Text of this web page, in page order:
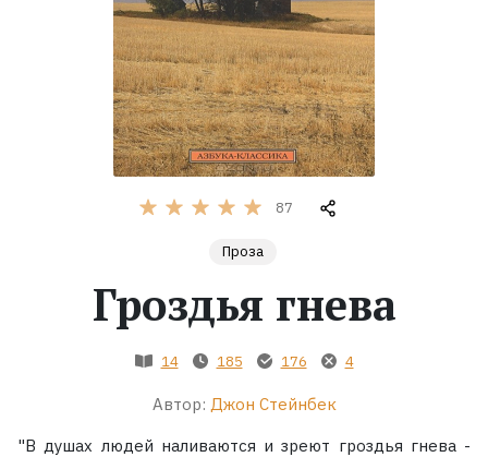
обсуждаемые
Экранизации
87
Проза
Гроздья гнева
14 185 176 4
Автор: Джон Стейнбек
"В душах людей наливаются и зреют гроздья гнева -